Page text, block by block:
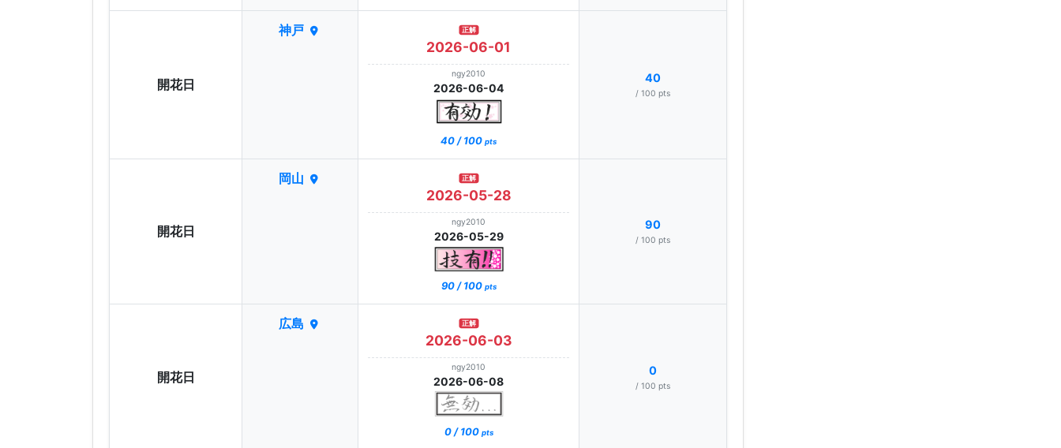
開花日
神戸 正解
2026-06-01
ngy2010
2026-06-04
40 / 100 pts
40
/ 100 pts
開花日
岡山 正解
2026-05-28
ngy2010
2026-05-29
90 / 100 pts
90
/ 100 pts
開花日
広島 正解
2026-06-03
ngy2010
2026-06-08
0 / 100 pts
0
/ 100 pts